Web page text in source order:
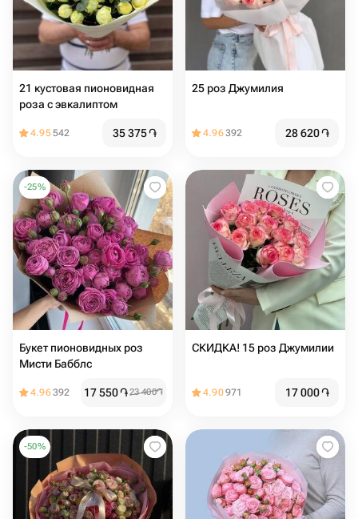
21 кустовая пионовидная
роза с эвкалиптом
4.95542 35 375֏
25 роз Джумилия
4.96392 28 620֏
-25%
Букет пионовидных роз
Мисти Бабблс
4.96392 17 550֏23 400֏
СКИДКА! 15 роз Джумилии
4.90971 17 000֏
-50%